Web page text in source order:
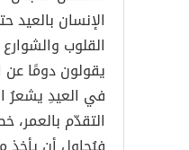
الإنسان
القلوب
يقولون دومًا عن
في العيدِ يشعرُ
التقدّم